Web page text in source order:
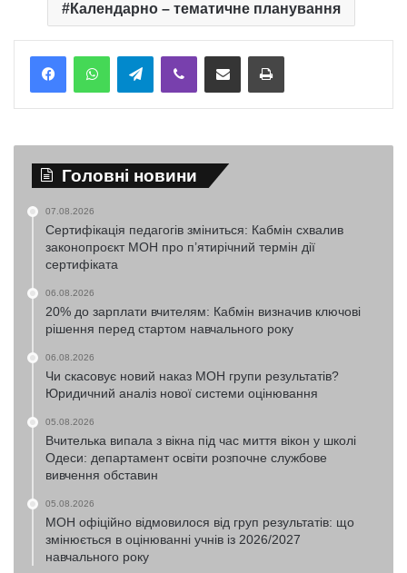
Календарно – тематичне планування
TelegramViber Надіслати електронною поштоюНадрукувати
Головні новини
07.08.2026
Сертифікація педагогів зміниться: Кабмін схвалив
законопроєкт МОН про п’ятирічний термін дії
сертифіката
06.08.2026
20% до зарплати вчителям: Кабмін визначив ключові
рішення перед стартом навчального року
06.08.2026
Чи скасовує новий наказ МОН групи результатів?
Юридичний аналіз нової системи оцінювання
05.08.2026
Вчителька випала з вікна під час миття вікон у школі
Одеси: департамент освіти розпочне службове
вивчення обставин
05.08.2026
МОН офіційно відмовилося від груп результатів: що
змінюється в оцінюванні учнів із 2026/2027
навчального року